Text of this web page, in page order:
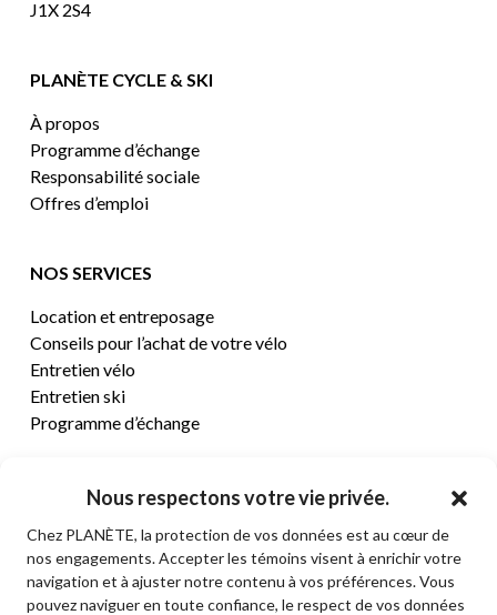
Nous respectons votre vie privée.
Chez PLANÈTE, la protection de vos données est au cœur de
nos engagements. Accepter les témoins visent à enrichir votre
navigation et à ajuster notre contenu à vos préférences. Vous
pouvez naviguer en toute confiance, le respect de vos données
J1X 2S4
PLANÈTE CYCLE & SKI
À propos
Programme d’échange
Responsabilité sociale
Offres d’emploi
NOS SERVICES
Location et entreposage
Conseils pour l’achat de votre vélo
Entretien vélo
Entretien ski
Programme d’échange
CENTRE D’AIDE
Termes et conditions de vente
Retours et remboursements
Politique de confidentialité